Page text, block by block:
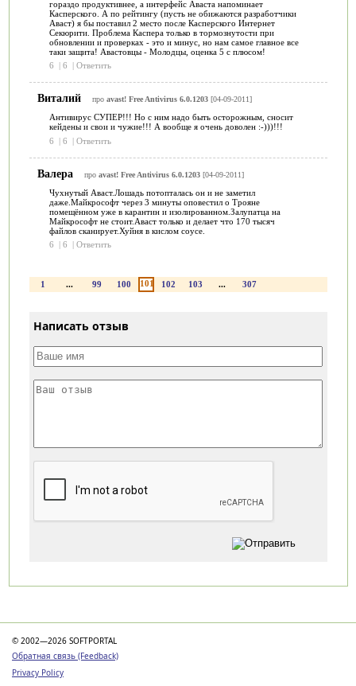
гораздо продуктивнее, а интерфейс Аваста напоминает
Касперского. А по рейтингу (пусть не обижаются разработчики
Аваст) я бы поставил 2 место после Касперского Интернет
Секюрити. Проблема Каспера только в тормознутости при
обновлении и проверках - это и минус, но нам самое главное все
таки защита! Авастовцы - Молодцы, оценка 5 с плюсом!
6
| 6 | Ответить
Виталий про avast! Free Antivirus 6.0.1203[04-09-2011]
Антивирус СУПЕР!!! Но с ним надо быть осторожным, сносит
кейдены и свои и чужие!!! А вообще я очень доволен :-)))!!!
6
| 6 | Ответить
Валера про avast! Free Antivirus 6.0.1203[04-09-2011]
Чухнутый Аваст.Лошадь потопталась он и не заметил
даже.Майкрософт через 3 минуты оповестил о Трояне
помещённом уже в карантин и изолированном.Залупатца на
Майкрософт не стоит.Аваст только и делает что 170 тысяч
файлов сканирует.Хуйня в кислом соусе.
6
| 6 | Ответить
1 ... 99 100 101 102 103 ... 307
Написать отзыв
© 2002—2026 SOFTPORTAL
Обратная связь (Feedback)
Privacy Policy